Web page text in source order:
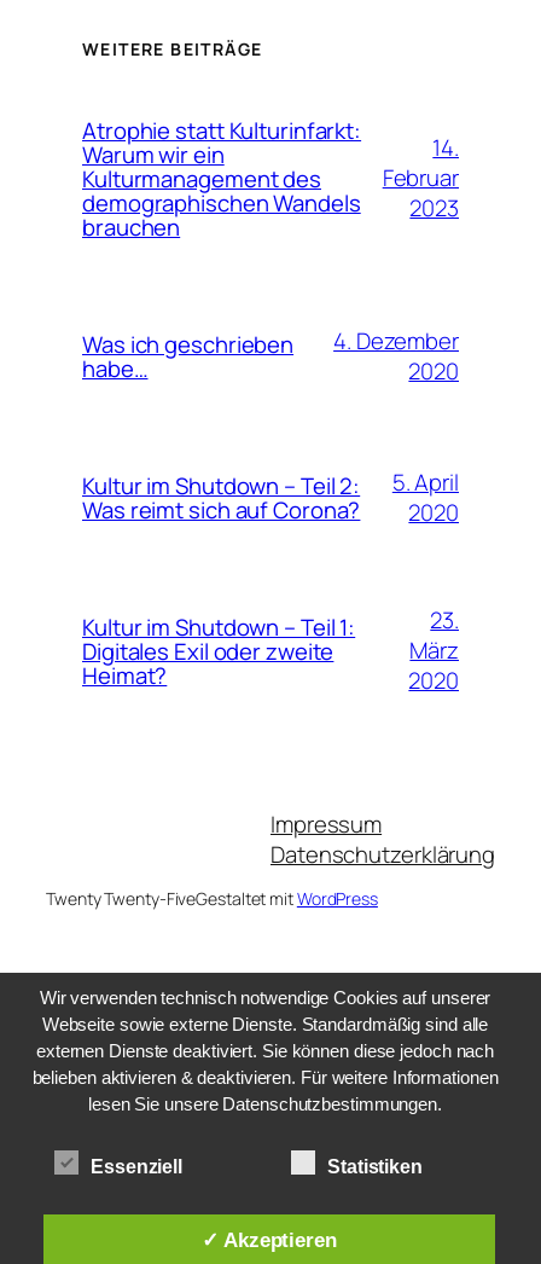
WEITERE BEITRÄGE
Atrophie statt Kulturinfarkt:
Warum wir ein
Kulturmanagement des
demographischen Wandels
brauchen
14.
Februar
2023
Was ich geschrieben
habe…
4. Dezember
2020
Kultur im Shutdown – Teil 2:
Was reimt sich auf Corona?
5. April
2020
Kultur im Shutdown – Teil 1:
Digitales Exil oder zweite
Heimat?
23.
März
2020
Impressum
Datenschutzerklärung
Twenty Twenty-FiveGestaltet mitWordPress
Wir verwenden technisch notwendige Cookies auf unserer
Webseite sowie externe Dienste. Standardmäßig sind alle
externen Dienste deaktiviert. Sie können diese jedoch nach
belieben aktivieren & deaktivieren. Für weitere Informationen
lesen Sie unsere Datenschutzbestimmungen.
Essenziell Statistiken
✓ Akzeptieren